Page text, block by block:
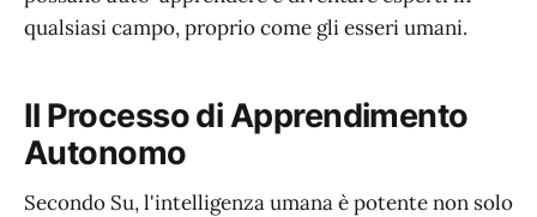
qualsiasi campo, proprio come gli esseri umani.
Il Processo di Apprendimento
Autonomo
Secondo Su, l'intelligenza umana è potente non solo